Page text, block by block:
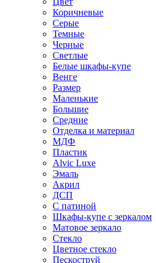
Коричневые
Серые
Темные
Черные
Светлые
Белые шкафы-купе
Венге
Размер
Маленькие
Большие
Средние
Отделка и материал
МДФ
Пластик
Alvic Luxe
Эмаль
Акрил
ДСП
С патиной
Шкафы-купе с зеркалом
Матовое зеркало
Стекло
Цветное стекло
Пескоструй